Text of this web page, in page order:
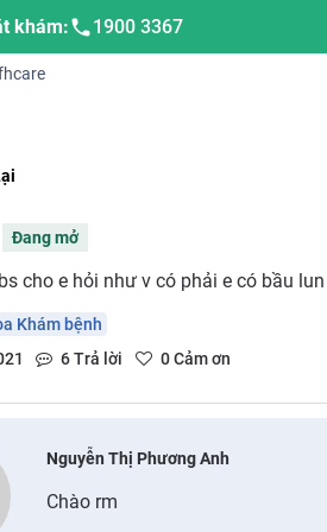
khám: 1900 3367
Đang mở
cho e hỏi như v có phải e có bầu
Khám bệnh
6Trả lời 0Cảm ơn
Nguyễn Thị Phương Anh
Chào rm